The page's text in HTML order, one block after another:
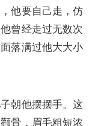
他要自己走，仿
曾经走过无数次
落满过他大大小
朝他摆摆手。这
骨，眉毛粗短浓